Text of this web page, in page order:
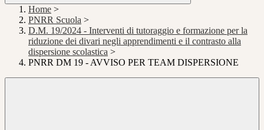
Home >
PNRR Scuola >
D.M. 19/2024 - Interventi di tutoraggio e formazione per la
riduzione dei divari negli apprendimenti e il contrasto alla
dispersione scolastica >
PNRR DM 19 - AVVISO PER TEAM DISPERSIONE